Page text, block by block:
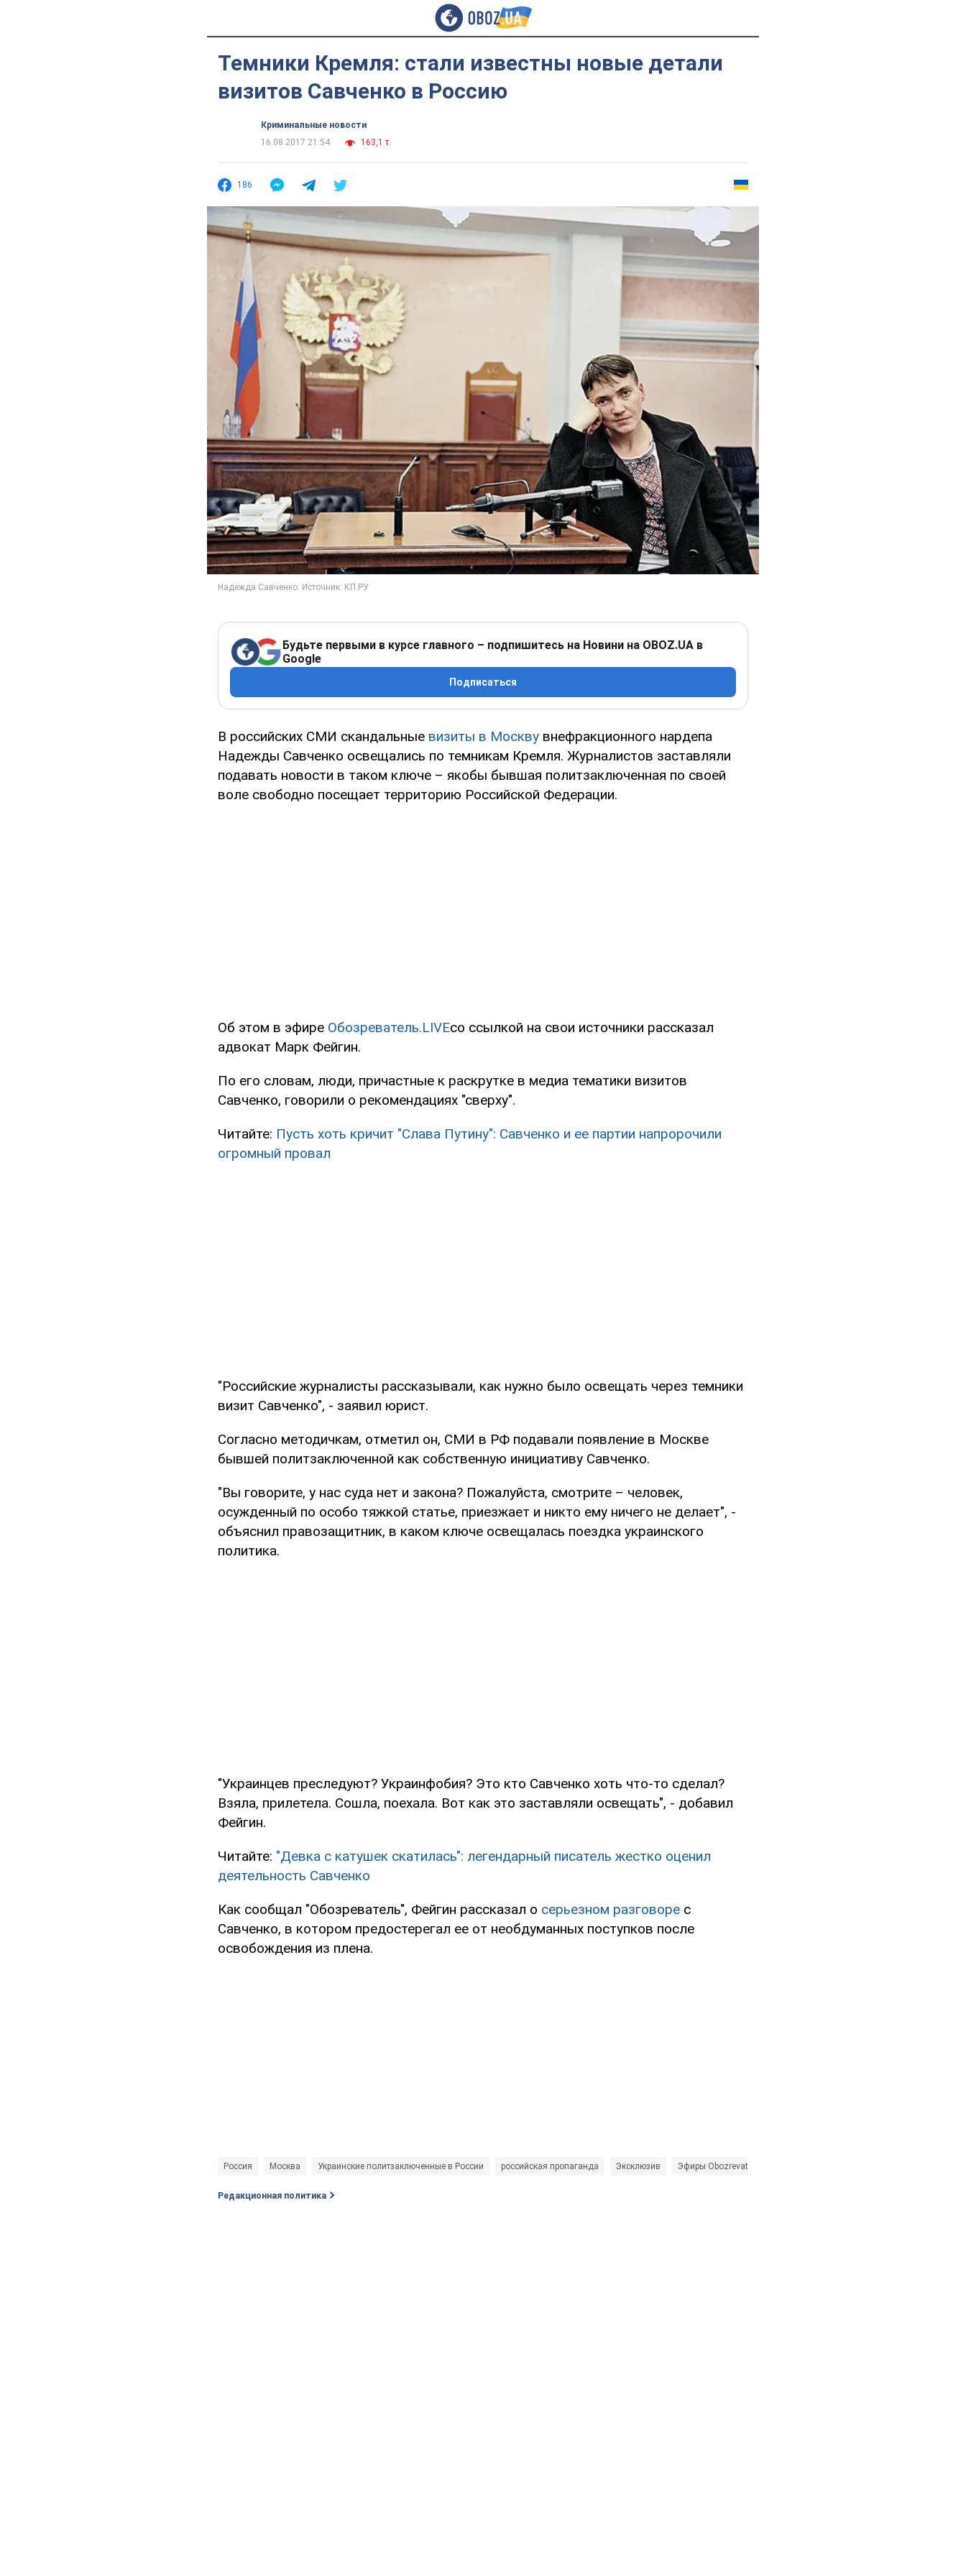
Темники Кремля: стали известны новые детали
визитов Савченко в Россию
Криминальные новости
16.08.2017 21:54
163,1 т.
186
Будьте первыми в курсе главного – подпишитесь на Новини на OBOZ.UA в
Google
Подписаться
В российских СМИ скандальные визиты в Москву внефракционного нардепа
Надежды Савченко освещались по темникам Кремля. Журналистов заставляли
подавать новости в таком ключе – якобы бывшая политзаключенная по своей
воле свободно посещает территорию Российской Федерации.
Об этом в эфире Обозреватель.LIVEсо ссылкой на свои источники рассказал
адвокат Марк Фейгин.
По его словам, люди, причастные к раскрутке в медиа тематики визитов
Савченко, говорили о рекомендациях "сверху".
Читайте: Пусть хоть кричит "Слава Путину": Савченко и ее партии напророчили
огромный провал
"Российские журналисты рассказывали, как нужно было освещать через темники
визит Савченко", - заявил юрист.
Согласно методичкам, отметил он, СМИ в РФ подавали появление в Москве
бывшей политзаключенной как собственную инициативу Савченко.
"Вы говорите, у нас суда нет и закона? Пожалуйста, смотрите – человек,
осужденный по особо тяжкой статье, приезжает и никто ему ничего не делает", -
объяснил правозащитник, в каком ключе освещалась поездка украинского
политика.
"Украинцев преследуют? Украинфобия? Это кто Савченко хоть что-то сделал?
Взяла, прилетела. Сошла, поехала. Вот как это заставляли освещать", - добавил
Фейгин.
Читайте: "Девка с катушек скатилась": легендарный писатель жестко оценил
деятельность Савченко
Как сообщал "Обозреватель", Фейгин рассказал о серьезном разговоре с
Савченко, в котором предостерегал ее от необдуманных поступков после
освобождения из плена.
Россия Москва Украинские политзаключенные в России российская пропаганда Эксклюзив Эфиры Obozrevatel TV
Редакционная политика